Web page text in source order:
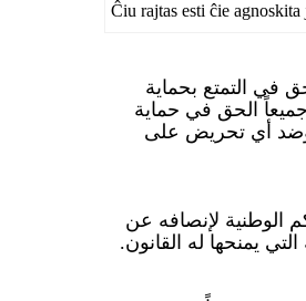
Ĉiu rajtas esti ĉie
في التمتع بحماية
الحق في حماية
وضد أي تحريض على
لإنصافه عن
يمنحها له القانون.